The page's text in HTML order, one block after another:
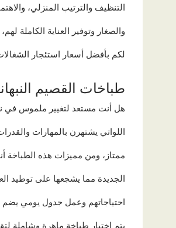
التنظيف والترتيب المنزلي،
والصغار وتوفير العناية الكاملة
لكم بأفضل أسعار استئجار
طباخات القصيم
هل أنت مستعد لتغيير ملموس في
اللواتي يشتهرن بالمهارات
ممتاز، ومن مميزات هذه الطباخة
الجديدة مما يشجعها على توطيد
احتياجاتهم وعمل جدول يومي يضم
يتم اختيار طباخة ماهرة وشاملة